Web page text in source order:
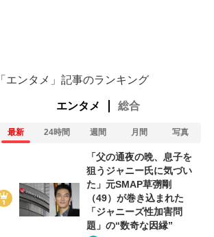
「エンタメ」記事のランキング
エンタメ 総合
最新 24時間 週間 月間 写真
「父の通夜の晩、息子を
狙うジャニー氏に気づい
た」元SMAP草彅剛
（49）が巻き込まれた
「ジャニーズ性加害問
題」の“数奇な因縁”